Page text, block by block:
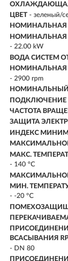
ЦВЕТ - зеленый/
НОМИНАЛЬНАЯ
НОМИНАЛЬНАЯ
- 22.00 kW
ВОДА СИСТЕМ
НОМИНАЛЬНАЯ
- 2900 rpm
НОМИНАЛЬНЫЙ
ПОДКЛЮЧЕНИЕ
ЧАСТОТА
ЗАЩИТА
ИНДЕКС
МАКС.
- 140 °C
МИН.
- -20 °C
ВСАСЫВАНИЯ
- DN 80